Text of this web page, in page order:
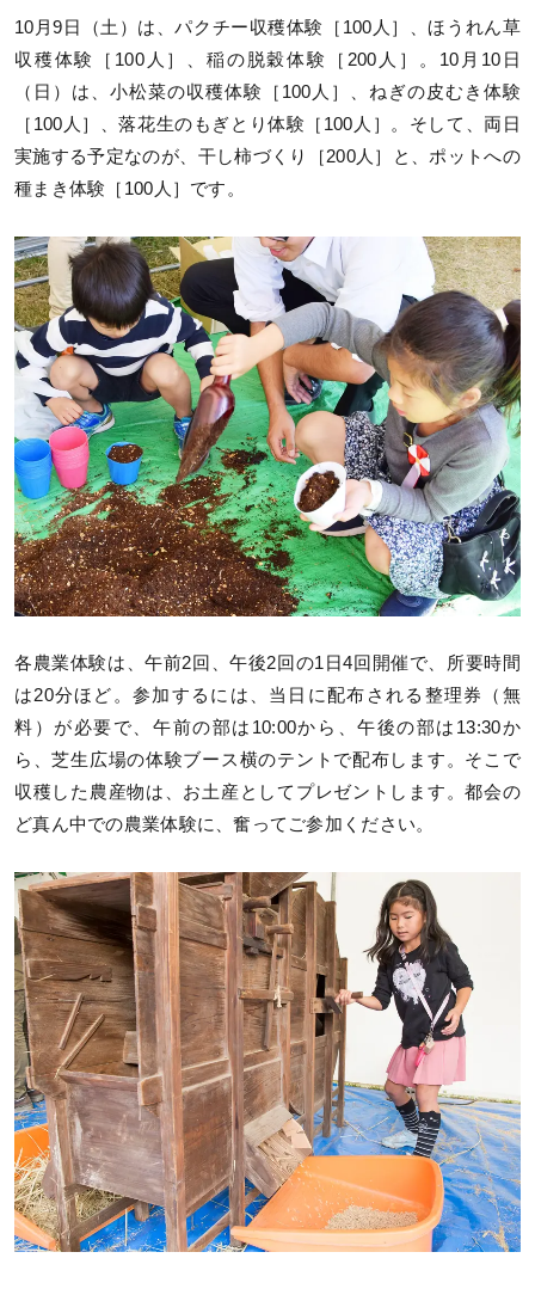
10月9日（土）は、パクチー収穫体験［100人］、ほうれん草
収穫体験［100人］、稲の脱穀体験［200人］。10月10日
（日）は、小松菜の収穫体験［100人］、ねぎの皮むき体験
［100人］、落花生のもぎとり体験［100人］。そして、両日
実施する予定なのが、干し柿づくり［200人］と、ポットへの
種まき体験［100人］です。
各農業体験は、午前2回、午後2回の1日4回開催で、所要時間
は20分ほど。参加するには、当日に配布される整理券（無
料）が必要で、午前の部は10:00から、午後の部は13:30か
ら、芝生広場の体験ブース横のテントで配布します。そこで
収穫した農産物は、お土産としてプレゼントします。都会の
ど真ん中での農業体験に、奮ってご参加ください。